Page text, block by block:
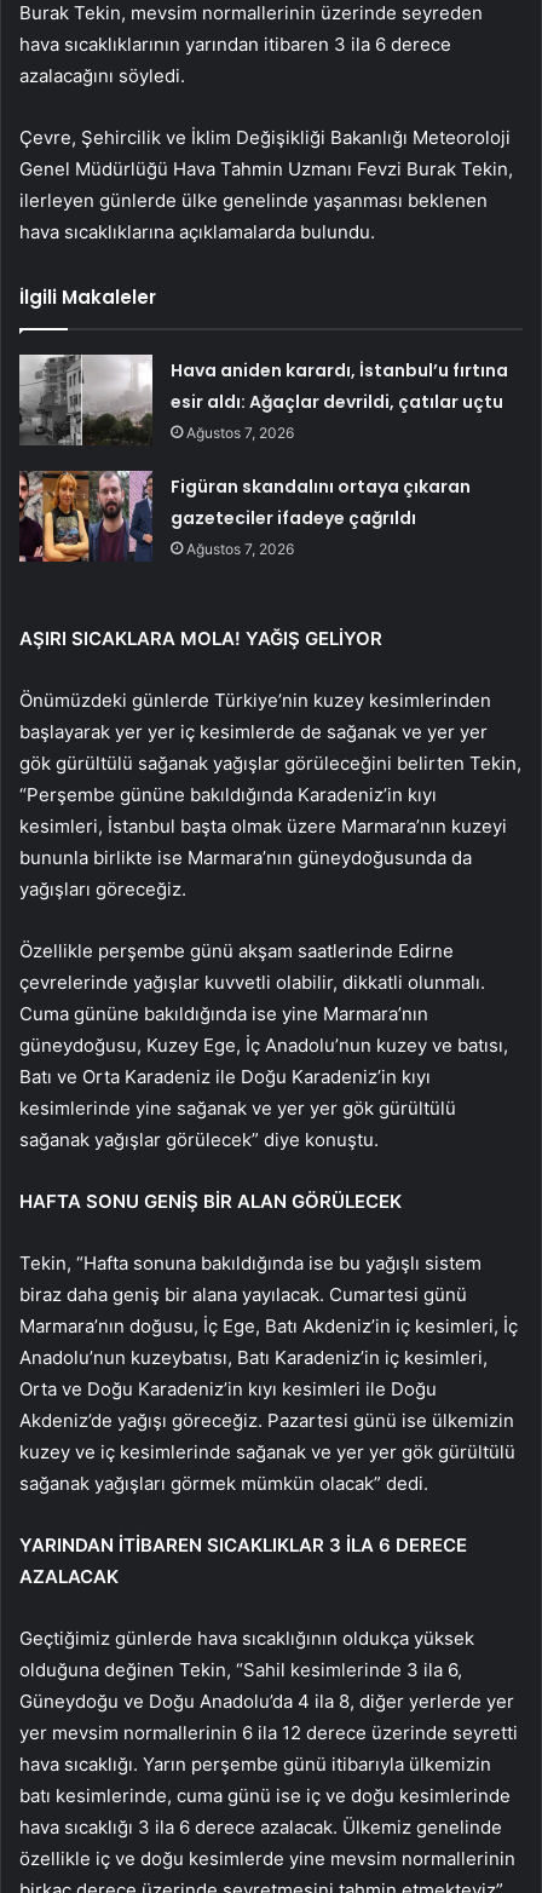
Burak Tekin, mevsim normallerinin üzerinde seyreden
hava sıcaklıklarının yarından itibaren 3 ila 6 derece
azalacağını söyledi.
Çevre, Şehircilik ve İklim Değişikliği Bakanlığı Meteoroloji
Genel Müdürlüğü Hava Tahmin Uzmanı Fevzi Burak Tekin,
ilerleyen günlerde ülke genelinde yaşanması beklenen
hava sıcaklıklarına açıklamalarda bulundu.
İlgili Makaleler
Hava aniden karardı, İstanbul’u fırtına
esir aldı: Ağaçlar devrildi, çatılar uçtu
Ağustos 7, 2026
Figüran skandalını ortaya çıkaran
gazeteciler ifadeye çağrıldı
Ağustos 7, 2026
AŞIRI SICAKLARA MOLA! YAĞIŞ GELİYOR
Önümüzdeki günlerde Türkiye’nin kuzey kesimlerinden
başlayarak yer yer iç kesimlerde de sağanak ve yer yer
gök gürültülü sağanak yağışlar görüleceğini belirten Tekin,
“Perşembe gününe bakıldığında Karadeniz’in kıyı
kesimleri, İstanbul başta olmak üzere Marmara’nın kuzeyi
bununla birlikte ise Marmara’nın güneydoğusunda da
yağışları göreceğiz.
Özellikle perşembe günü akşam saatlerinde Edirne
çevrelerinde yağışlar kuvvetli olabilir, dikkatli olunmalı.
Cuma gününe bakıldığında ise yine Marmara’nın
güneydoğusu, Kuzey Ege, İç Anadolu’nun kuzey ve batısı,
Batı ve Orta Karadeniz ile Doğu Karadeniz’in kıyı
kesimlerinde yine sağanak ve yer yer gök gürültülü
sağanak yağışlar görülecek” diye konuştu.
HAFTA SONU GENİŞ BİR ALAN GÖRÜLECEK
Tekin, “Hafta sonuna bakıldığında ise bu yağışlı sistem
biraz daha geniş bir alana yayılacak. Cumartesi günü
Marmara’nın doğusu, İç Ege, Batı Akdeniz’in iç kesimleri, İç
Anadolu’nun kuzeybatısı, Batı Karadeniz’in iç kesimleri,
Orta ve Doğu Karadeniz’in kıyı kesimleri ile Doğu
Akdeniz’de yağışı göreceğiz. Pazartesi günü ise ülkemizin
kuzey ve iç kesimlerinde sağanak ve yer yer gök gürültülü
sağanak yağışları görmek mümkün olacak” dedi.
YARINDAN İTİBAREN SICAKLIKLAR 3 İLA 6 DERECE
AZALACAK
Geçtiğimiz günlerde hava sıcaklığının oldukça yüksek
olduğuna değinen Tekin, “Sahil kesimlerinde 3 ila 6,
Güneydoğu ve Doğu Anadolu’da 4 ila 8, diğer yerlerde yer
yer mevsim normallerinin 6 ila 12 derece üzerinde seyretti
hava sıcaklığı. Yarın perşembe günü itibarıyla ülkemizin
batı kesimlerinde, cuma günü ise iç ve doğu kesimlerinde
hava sıcaklığı 3 ila 6 derece azalacak. Ülkemiz genelinde
özellikle iç ve doğu kesimlerde yine mevsim normallerinin